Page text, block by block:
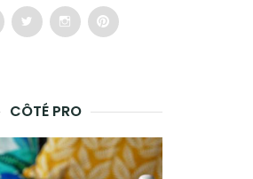
FacebookTwitter InstagramPinterest
CÔTÉ PRO